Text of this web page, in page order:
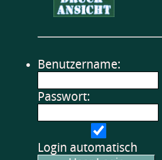
Benutzername:
Passwort:
Login automatisch